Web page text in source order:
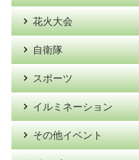
花火大会
自衛隊
スポーツ
イルミネーション
その他イベント